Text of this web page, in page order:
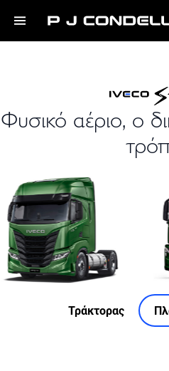
Φυσικό αέριο, ο
Τράκτορας